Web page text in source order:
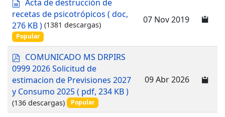
n
t
o
o
c
u
m
n
t
o
Acta de destrucción de
recetas de psicotrópicos ( doc,
276 KB ) (1381 descargas)
Popular
07 Nov 2019
p
d
f
COMUNICADO MS DRPIRS
0999 2026 Solicitud de
estimacion de Previsiones 2027
y Consumo 2025( pdf, 234 KB )
(136 descargas) Popular
09 Abr 2026